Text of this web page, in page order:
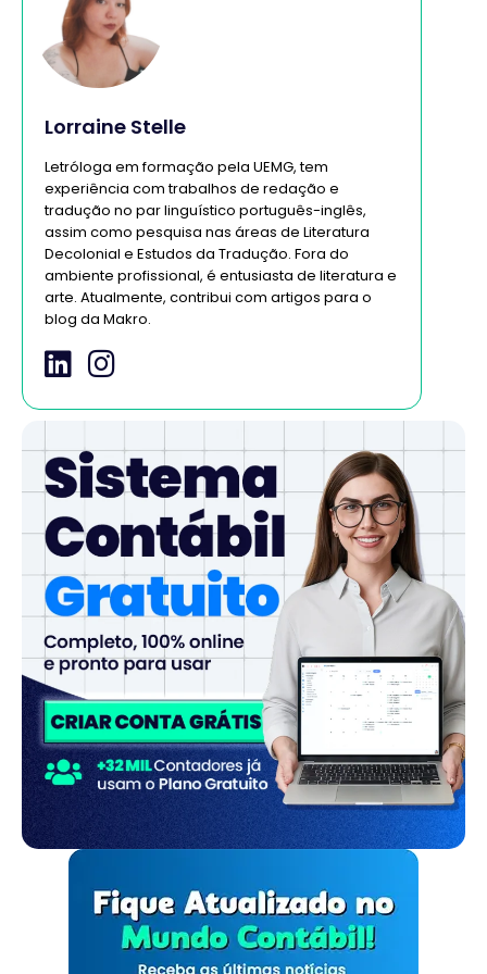
Lorraine Stelle
Letróloga em formação pela UEMG, tem
experiência com trabalhos de redação e
tradução no par linguístico português-inglês,
assim como pesquisa nas áreas de Literatura
Decolonial e Estudos da Tradução. Fora do
ambiente profissional, é entusiasta de literatura e
arte. Atualmente, contribui com artigos para o
blog da Makro.